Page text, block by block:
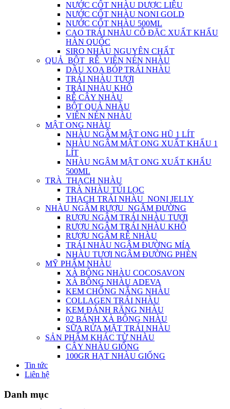
NƯỚC CỐT NHÀU DƯỢC LIỆU
NƯỚC CỐT NHÀU NONI GOLD
NƯỚC CỐT NHÀU 500ML
CAO TRÁI NHÀU CÔ ĐẶC XUẤT KHẨU
HÀN QUỐC
SIRO NHÀU NGUYÊN CHẤT
QUẢ_BỘT_RỄ_VIÊN NÉN NHÀU
DẦU XOA BÓP TRÁI NHÀU
TRÁI NHÀU TƯƠI
TRÁI NHÀU KHÔ
RỄ CÂY NHÀU
BỘT QUẢ NHÀU
VIÊN NÉN NHÀU
MẬT ONG NHÀU
NHÀU NGÂM MẬT ONG HŨ 1 LÍT
NHÀU NGÂM MẬT ONG XUẤT KHẨU 1
LÍT
NHÀU NGÂM MẬT ONG XUẤT KHẨU
500ML
TRÀ_THẠCH NHÀU
TRÀ NHÀU TÚI LỌC
THẠCH TRÁI NHÀU_NONI JELLY
NHÀU NGÂM RƯỢU_NGÂM ĐƯỜNG
RƯỢU NGÂM TRÁI NHÀU TƯƠI
RƯỢU NGÂM TRÁI NHÀU KHÔ
RƯỢU NGÂM RỄ NHÀU
TRÁI NHÀU NGÂM ĐƯỜNG MÍA
NHÀU TƯƠI NGÂM ĐƯỜNG PHÈN
MỸ PHẨM NHÀU
XÀ BÔNG NHÀU COCOSAVON
XÀ BÔNG NHÀU ADEVA
KEM CHỐNG NẮNG NHÀU
COLLAGEN TRÁI NHÀU
KEM ĐÁNH RĂNG NHÀU
02 BÁNH XÀ BÔNG NHÀU
SỮA RỬA MẶT TRÁI NHÀU
SẢN PHẨM KHÁC TỪ NHÀU
CÂY NHÀU GIỐNG
100GR HẠT NHÀU GIỐNG
Tin tức
Liên hệ
Danh mục